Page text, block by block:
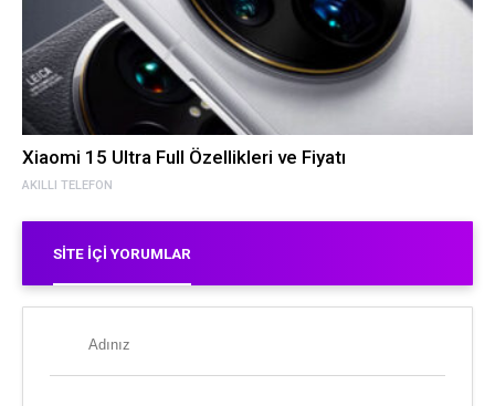
AKILLI TELEFON
Xiaomi 15 Ultra Full Özellikleri ve Fiyatı
SITE İÇI YORUMLAR